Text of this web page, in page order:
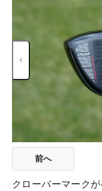
前へ
クローバーマーク